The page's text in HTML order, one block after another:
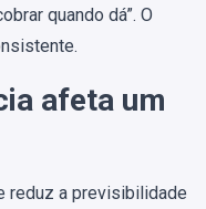
quando dá”. O
afeta um
reduz a previsibilidade